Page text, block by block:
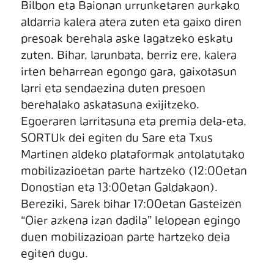
Bilbon eta Baionan urrunketaren aurkako
aldarria kalera atera zuten eta gaixo diren
presoak berehala aske lagatzeko eskatu
zuten. Bihar, larunbata, berriz ere, kalera
irten beharrean egongo gara, gaixotasun
larri eta sendaezina duten presoen
berehalako askatasuna exijitzeko.
Egoeraren larritasuna eta premia dela-eta,
SORTUk dei egiten du Sare eta Txus
Martinen aldeko plataformak antolatutako
mobilizazioetan parte hartzeko (12:00etan
Donostian eta 13:00etan Galdakaon).
Bereziki, Sarek bihar 17:00etan Gasteizen
“Oier azkena izan dadila” lelopean egingo
duen mobilizazioan parte hartzeko deia
egiten dugu.